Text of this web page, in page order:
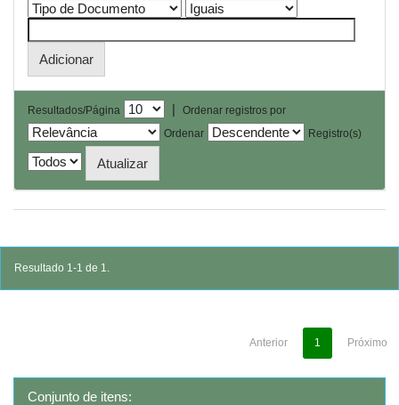
Resultados/Página |
Ordenar registros por
Ordenar
Registro(s)
Resultado 1-1 de 1.
Anterior 1 Próximo
Conjunto de itens: